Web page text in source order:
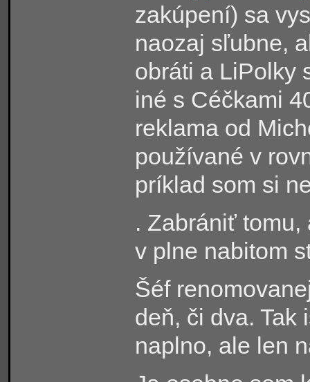
zakúpení) sa
naozaj sľubne,
obráti a LiPolky
iné s Céčkami
reklama od
používané v
príklad som si
. Zabrániť
v plne nabitom
Šéf
deň, či dva.
naplno, ale len